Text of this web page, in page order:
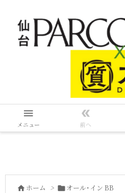

メニュー

前へ
 ホーム > オール･イン BB